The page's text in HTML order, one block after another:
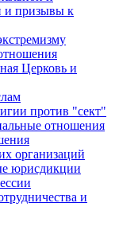
и призывы к
Церковь и
против "сект"
отношения
организаций
юрисдикции
и